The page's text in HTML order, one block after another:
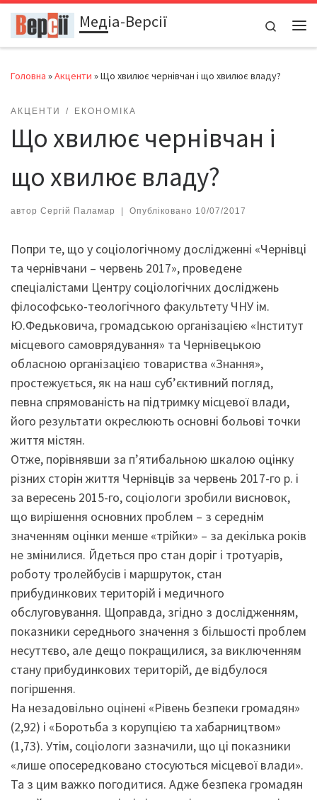
Перейти до вмістуМедіа-Версії
Search
Головна »Акценти »Що хвилює чернівчан і що хвилює владу?
АКЦЕНТИ ЕКОНОМІКА
Що хвилює чернівчан і
що хвилює владу?
автор Сергій Паламар | Опубліковано 10/07/2017
Попри те, що у соціологічному дослідженні «Чернівці
та чернівчани – червень 2017», проведене
спеціалістами Центру соціологічних досліджень
філософсько-теологічного факультету ЧНУ ім.
Ю.Федьковича, громадською організацією «Інститут
місцевого самоврядування» та Чернівецькою
обласною організацією товариства «Знання»,
простежується, як на наш суб’єктивний погляд,
певна спрямованість на підтримку місцевої влади,
його результати окреслюють основні больові точки
життя містян.
Отже, порівнявши за п’ятибальною шкалою оцінку
різних сторін життя Чернівців за червень 2017-го р. і
за вересень 2015-го, соціологи зробили висновок,
що вирішення основних проблем – з середнім
значенням оцінки менше «трійки» – за декілька років
не змінилися. Йдеться про стан доріг і тротуарів,
роботу тролейбусів і маршруток, стан
прибудинкових територій і медичного
обслуговування. Щоправда, згідно з дослідженням,
показники середнього значення з більшості проблем
несуттєво, але дещо покращилися, за виключенням
стану прибудинкових територій, де відбулося
погіршення.
На незадовільно оцінені «Рівень безпеки громадян»
(2,92) і «Боротьба з корупцією та хабарництвом»
(1,73). Утім, соціологи зазначили, що ці показники
«лише опосередковано стосуються місцевої влади».
Та з цим важко погодитися. Адже безпека громадян